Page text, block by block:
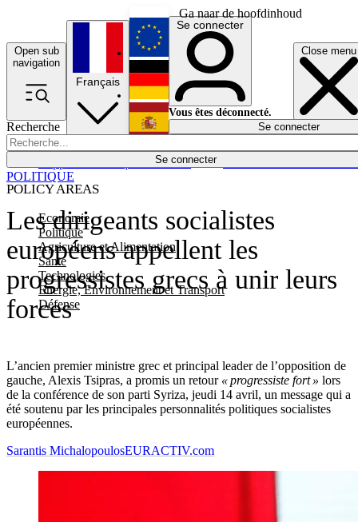
Ga naar de hoofdinhoud
Open sub
navigation
Close menu
Recherche
Se connecter
POLICY AREAS
Economie
Politique
Agriculture et Alimentation
Santé
Technologies
Energie, Environnement et Transport
Défense
Économie
Français
English
Deutsch
Español
Se connecter
Vous êtes déconnecté.
Se connecter
Les dirigeants socialistes
européens appellent les
progressistes grecs à unir leurs
forces
L’ancien premier ministre grec et principal leader de l’opposition de
gauche, Alexis Tsipras, a promis un retour « progressiste fort » lors
de la conférence de son parti Syriza, jeudi 14 avril, un message qui a
été soutenu par les principales personnalités politiques socialistes
européennes.
POLITIQUE
Sarantis MichalopoulosEURACTIV.com